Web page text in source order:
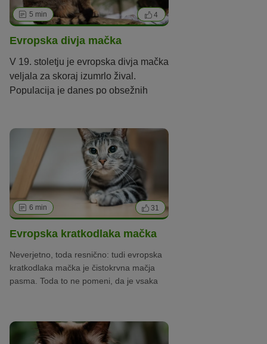
5 min 4
Evropska divja mačka
V 19. stoletju je evropska divja mačka
veljala za skoraj izumrlo žival.
Populacija je danes po obsežnih
ljubljenčke.
6 min 31
Evropska kratkodlaka mačka
Neverjetno, toda resnično: tudi evropska
kratkodlaka mačka je čistokrvna mačja
pasma. Toda to ne pomeni, da je vsaka
ta pasma svoje pasemske standarde.